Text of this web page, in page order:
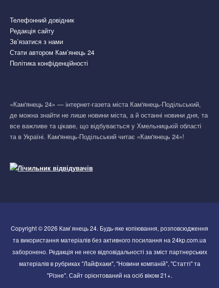
Телефонний довідник
Редакція сайту
Зв’язатися з нами
Стати автором Кам’янець 24
Політика конфіденційності
«Кам'янець 24» — інтернет-газета міста Кам'янець-Подільський,
де можна знайти не лише новини міста, а й останні новини дня, та
все важливе та цікаве, що відбувається у Хмельницькій області
та в Україні. Кам'янець-Подільський читає «Кам'янець 24»!
Copyright © 2026 Кам`янець 24. Будь-яке копіювання, розповсюдження
та використання матеріалів без активного посилання на 24kp.com.ua
заборонено. Редакція не несе відповідальності за зміст партнерських
матеріалів в рубриках "Лайфхаки", "Новини компаній", "Статті" та
"Різне". Сайт орієнтований на осіб віком 21+.